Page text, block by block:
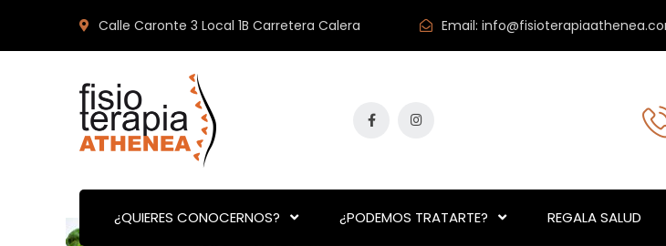
Calle Caronte 3 Local 1B Carretera Calera Email:
¿QUIERES CONOCERNOS? ¿PODEMOS TRATARTE? REGALA SALUD